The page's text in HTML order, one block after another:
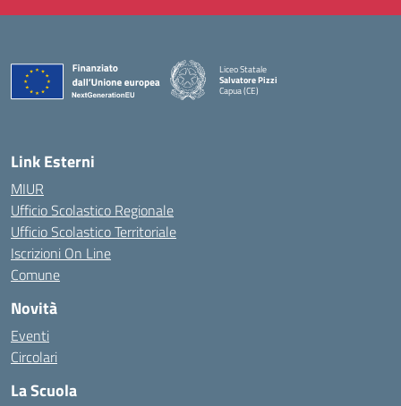
Liceo Statale
Salvatore Pizzi
Capua (CE)
— Visita la pagina iniziale della scuola
Link Esterni
MIUR
Ufficio Scolastico Regionale
Ufficio Scolastico Territoriale
Iscrizioni On Line
Comune
Novità
Eventi
Circolari
La Scuola